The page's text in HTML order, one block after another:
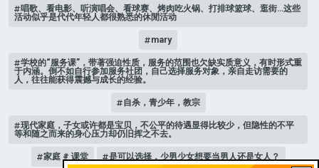
唱歌、看电影、听演唱会、看球赛、烤肉吃火锅、打排球篮球、逛街…这些
活动似乎是代代年轻人都很熟悉的休閒活动
mary
学校的“服务课”，带著强迫性质，服务的范围也欠缺实质意义，有时形式重
于内涵。倒不如自行参加服务社团，自己选择服务对象，亲自走访需要的
人，往往能获得震撼与成长的经验。
自杀，青少年，教宗
现代家庭，子女或许都是宝贝，不公平的待遇显得比较少，但隐性的不平
等和随之而来的身心压力却仍旧挥之不去。
家庭 # 课堂 是可以选择，少男少女想要当男人还是女人？